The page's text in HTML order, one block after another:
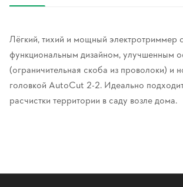
Лёгкий, тихий и мощный электротриммер
функциональным дизайном, улучшенным
(ограничительная скоба из проволоки) и
головкой AutoCut 2-2. Идеально
расчистки территории в саду возле дома.